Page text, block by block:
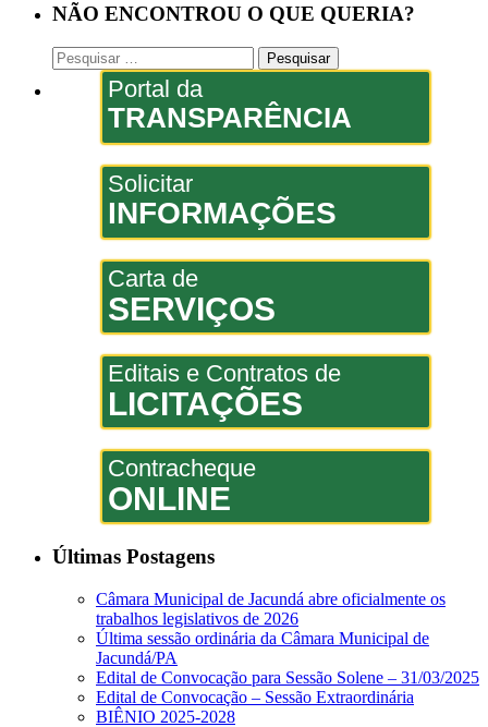
NÃO ENCONTROU O QUE QUERIA?
Pesquisar
por:
Portal da
TRANSPARÊNCIA
Solicitar
INFORMAÇÕES
Carta de
SERVIÇOS
Editais e Contratos de
LICITAÇÕES
Contracheque
ONLINE
Últimas Postagens
Câmara Municipal de Jacundá abre oficialmente os
trabalhos legislativos de 2026
Última sessão ordinária da Câmara Municipal de
Jacundá/PA
Edital de Convocação para Sessão Solene – 31/03/2025
Edital de Convocação – Sessão Extraordinária
BIÊNIO 2025-2028